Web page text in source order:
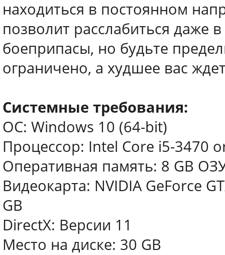
находиться в постоянном
позволит расслабиться даже
боеприпасы, но будьте
ограничено, а худшее вас
Системные требования:
ОС: Windows 10 (64-bit)
Процессор: Intel Core i5-3470
Оперативная память: 8 GB
Видеокарта: NVIDIA GeForce
GB
DirectX: Версии 11
Место на диске: 30 GB